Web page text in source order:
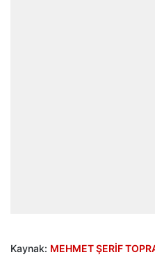
Kaynak: MEHMET ŞERİF